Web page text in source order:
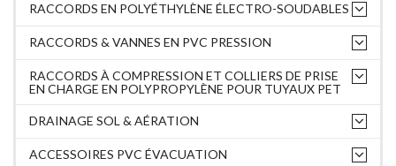
RACCORDS EN POLYÉTHYLÈNE ÉLECTRO-SOUDABLES
RACCORDS & VANNES EN PVC PRESSION
RACCORDS À COMPRESSION ET COLLIERS DE PRISE
EN CHARGE EN POLYPROPYLÈNE POUR TUYAUX PET
DRAINAGE SOL & AÉRATION
ACCESSOIRES PVC ÉVACUATION